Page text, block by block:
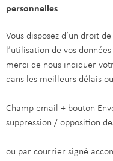
personnelles
Vous disposez d’un droit
l’utilisation de vos
merci de nous indiquer
dans les meilleurs délais
Champ email + bouton
suppression / opposition
ou par courrier signé